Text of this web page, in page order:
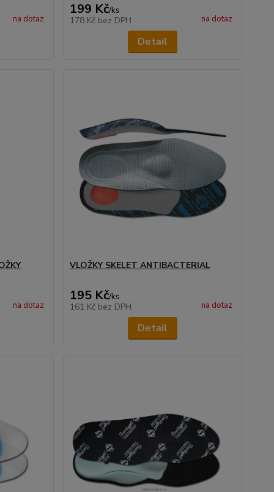
na dotaz
199 Kč/ks
178 Kč bez DPH na dotaz
Detail
na dotaz
VLOŽKY SKELET ANTIBACTERIAL
195 Kč/ks
161 Kč bez DPH na dotaz
Detail